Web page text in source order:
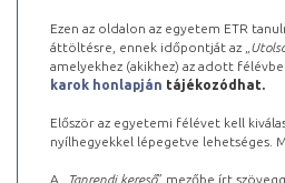
Ezen az oldalon az egyetem ETR
áttöltésre, ennek időpontját az „
amelyekhez (akikhez) az adott
karok honlapján tájékozódhat.
Először az egyetemi félévet kell
nyílhegyekkel lépegetve lehetséges.
A „ Tanrendi kereső” mezőbe írt